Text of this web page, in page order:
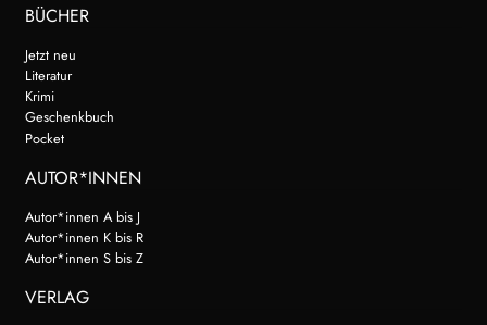
BÜCHER
Jetzt neu
Literatur
Krimi
Geschenkbuch
Pocket
AUTOR*INNEN
Autor*innen A bis J
Autor*innen K bis R
Autor*innen S bis Z
VERLAG